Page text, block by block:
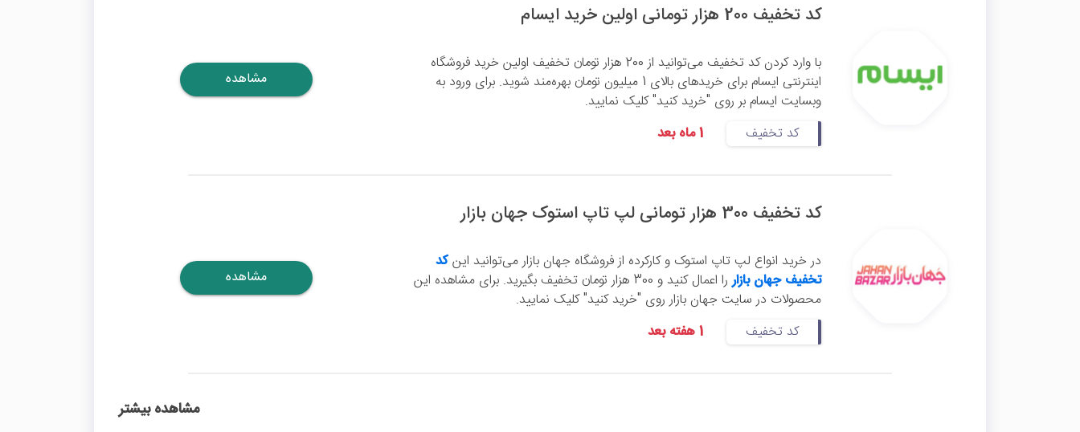
کد تخفیف 200 هزار تومانی اولین خرید ایسام
با وارد کردن کد تخفیف می‌توانید از 200 هزار تومان تخفیف اولین خرید فروشگاه
اینترنتی ایسام برای خریدهای بالای 1 میلیون تومان بهره‌مند شوید. برای ورود به
وبسایت ایسام بر روی "خرید کنید" کلیک نمایید.
کد تخفیف
1 ماه بعد
مشاهده
کد تخفیف 300 هزار تومانی لپ تاپ استوک جهان بازار
در خرید انواع لپ تاپ استوک و کارکرده از فروشگاه جهان بازار می‌توانید اینکد
تخفیف جهان بازار
را اعمال کنید و 300 هزار تومان تخفیف بگیرید. برای مشاهده این
محصولات در سایت جهان بازار روی "خرید کنید" کلیک نمایید.
کد تخفیف
1 هفته بعد
مشاهده
مشاهده بیشتر